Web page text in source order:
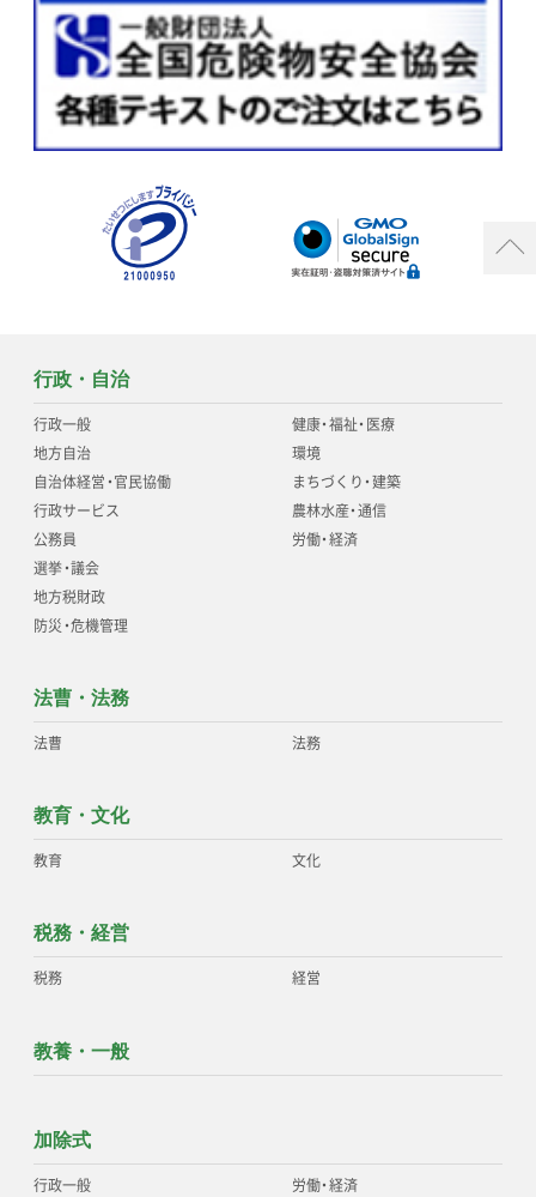
行政・自治
行政一般
地方自治
自治体経営・官民協働
行政サービス
公務員
選挙・議会
地方税財政
防災・危機管理
健康・福祉・医療
環境
まちづくり・建築
農林水産・通信
労働・経済
法曹・法務
法曹 法務
教育・文化
教育 文化
税務・経営
税務 経営
教養・一般
加除式
行政一般
労働・経済